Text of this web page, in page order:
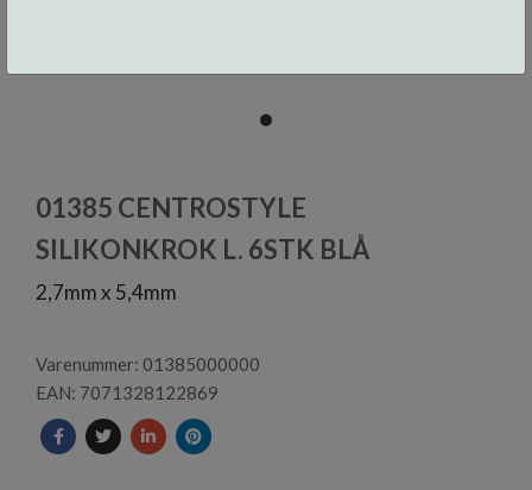
item
of
1
01385 CENTROSTYLE
SILIKONKROK L. 6STK BLÅ
2,7mm x 5,4mm
Varenummer: 01385000000
EAN: 7071328122869